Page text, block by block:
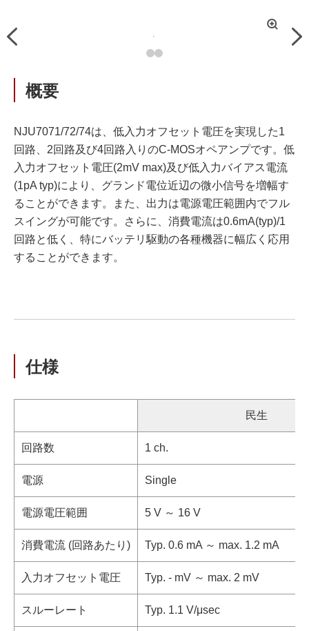
Previous
拡
概要
NJU7071/72/74は、低入力オフセット電圧を実現した1
回路、2回路及び4回路入りのC-MOSオペアンプです。低
入力オフセット電圧(2mV max)及び低入力バイアス電流
(1pA typ)により、グランド電位近辺の微小信号を増幅す
ることができます。また、出力は電源電圧範囲内でフル
スイングが可能です。さらに、消費電流は0.6mA(typ)/1
回路と低く、特にバッテリ駆動の各種機器に幅広く応用
することができます。
仕様
民生
回路数 1 ch.
電源 Single
電源電圧範囲 5 V ～ 16 V
消費電流 (回路あたり) Typ. 0.6 mA ～ max. 1.2 mA
入力オフセット電圧 Typ. - mV ～ max. 2 mV
スルーレート Typ. 1.1 V/μsec